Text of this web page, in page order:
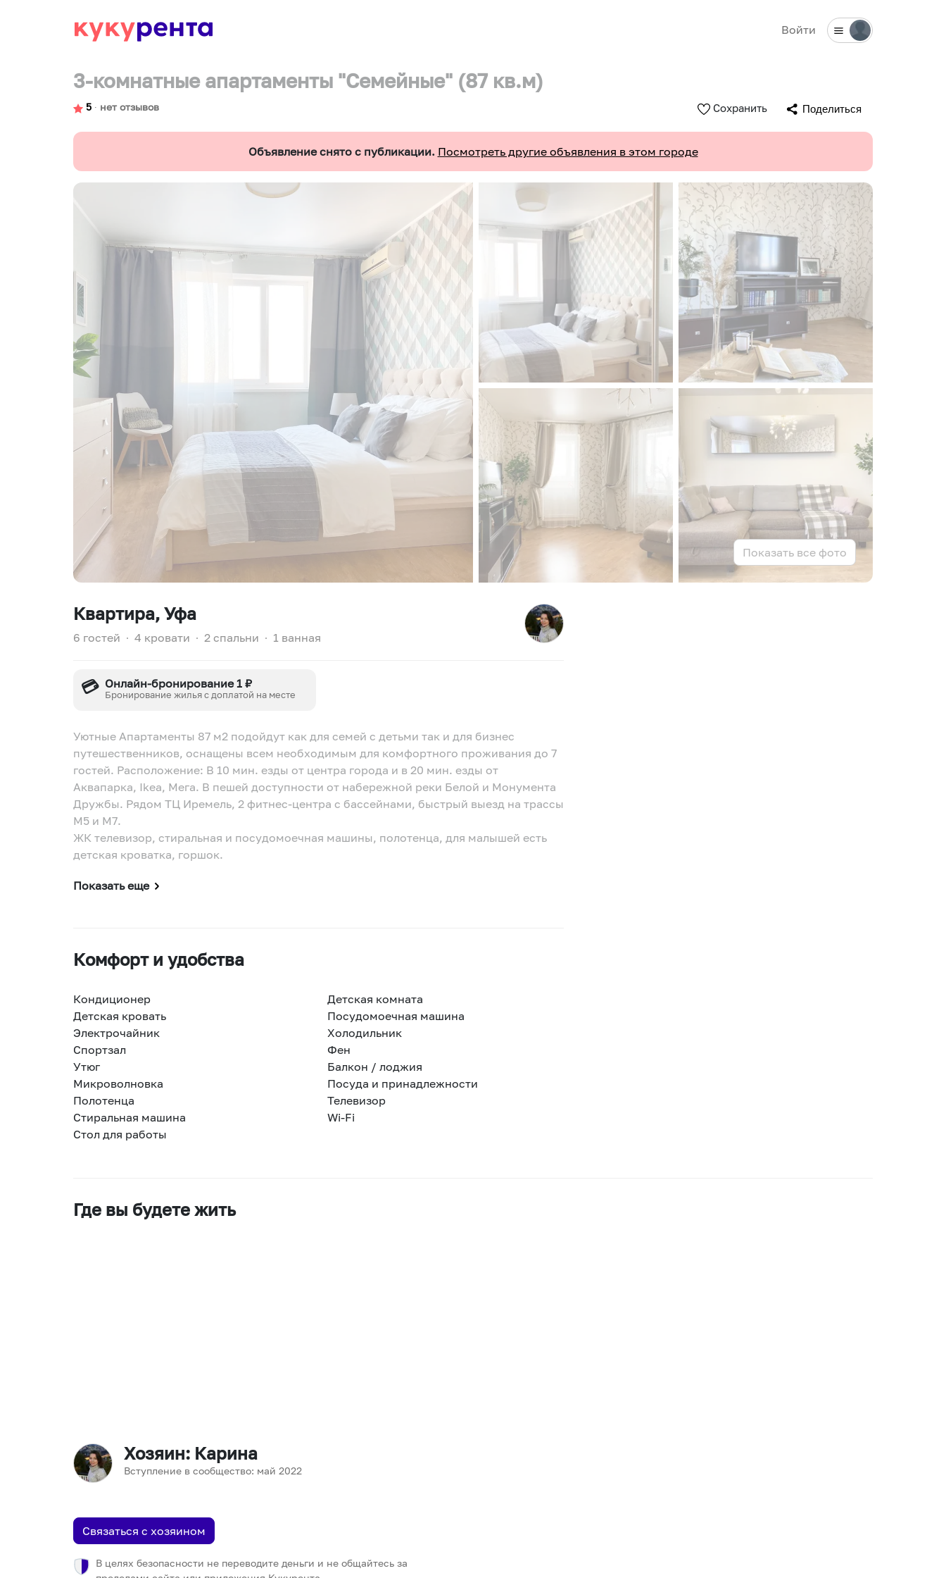
Войти
3-комнатные апартаменты "Семейные" (87 кв.м)
5 ∙ нет отзывов Сохранить Поделиться
Объявление снято с публикации. Посмотреть другие объявления в этом городе
Показать все фото
Квартира, Уфа
6 гостей ∙ 4 кровати ∙ 2 спальни ∙ 1 ванная
💳 Онлайн-бронирование 1 ₽
Бронирование жилья с доплатой на месте
Уютные Апартаменты 87 м2 подойдут как для семей с детьми так и для бизнес
путешественников, оснащены всем необходимым для комфортного проживания до 7
гостей. Расположение: В 10 мин. езды от центра города и в 20 мин. езды от
Аквапарка, Ikea, Мега. В пешей доступности от набережной реки Белой и Монумента
Дружбы. Рядом ТЦ Иремель, 2 фитнес-центра с бассейнами, быстрый выезд на трассы
М5 и М7.
ЖК телевизор, стиральная и посудомоечная машины, полотенца, для малышей есть
детская кроватка, горшок.
Показать еще
Комфорт и удобства
Кондиционер
Детская комната
Детская кровать
Посудомоечная машина
Электрочайник
Холодильник
Спортзал
Фен
Утюг
Балкон / лоджия
Микроволновка
Посуда и принадлежности
Полотенца
Телевизор
Стиральная машина
Wi-Fi
Стол для работы
Где вы будете жить
Хозяин: Карина
Вступление в сообщество: май 2022
Связаться с хозяином
В целях безопасности не переводите деньги и не общайтесь за